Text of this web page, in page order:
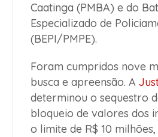
Caatinga (PMBA) e do
Especializado de
(BEPI/PMPE).
Foram cumpridos nove
busca e apreensão. A
determinou o sequestro
bloqueio de valores dos
o limite de R$ 10